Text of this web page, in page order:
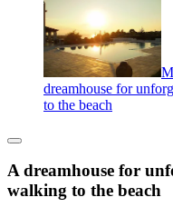
dreamhouse for
to the beach
A dreamhouse for
walking to the beach